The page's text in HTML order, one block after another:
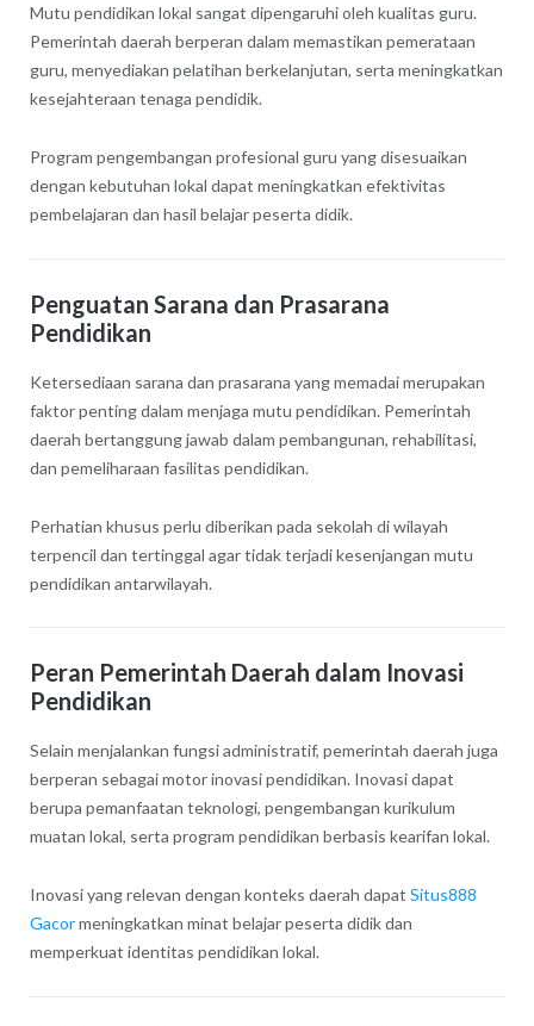
Mutu pendidikan lokal sangat dipengaruhi oleh kualitas guru.
Pemerintah daerah berperan dalam memastikan pemerataan
guru, menyediakan pelatihan berkelanjutan, serta meningkatkan
kesejahteraan tenaga pendidik.
Program pengembangan profesional guru yang disesuaikan
dengan kebutuhan lokal dapat meningkatkan efektivitas
pembelajaran dan hasil belajar peserta didik.
Penguatan Sarana dan Prasarana
Pendidikan
Ketersediaan sarana dan prasarana yang memadai merupakan
faktor penting dalam menjaga mutu pendidikan. Pemerintah
daerah bertanggung jawab dalam pembangunan, rehabilitasi,
dan pemeliharaan fasilitas pendidikan.
Perhatian khusus perlu diberikan pada sekolah di wilayah
terpencil dan tertinggal agar tidak terjadi kesenjangan mutu
pendidikan antarwilayah.
Peran Pemerintah Daerah dalam Inovasi
Pendidikan
Selain menjalankan fungsi administratif, pemerintah daerah juga
berperan sebagai motor inovasi pendidikan. Inovasi dapat
berupa pemanfaatan teknologi, pengembangan kurikulum
muatan lokal, serta program pendidikan berbasis kearifan lokal.
Inovasi yang relevan dengan konteks daerah dapat Situs888
Gacormeningkatkan minat belajar peserta didik dan
memperkuat identitas pendidikan lokal.